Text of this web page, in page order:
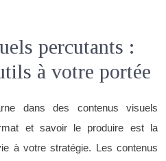
percutants :
à votre portée
dans des contenus visuels
et savoir le produire est la
à votre stratégie. Les contenus